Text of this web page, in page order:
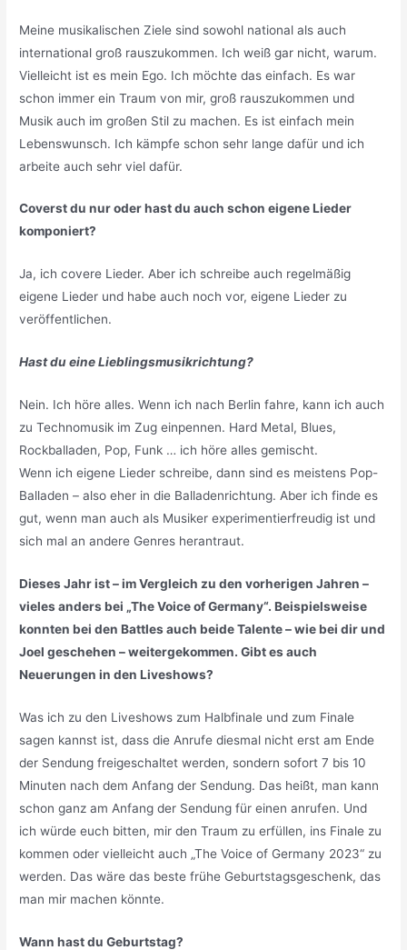
Meine musikalischen Ziele sind sowohl national als auch
international groß rauszukommen. Ich weiß gar nicht, warum.
Vielleicht ist es mein Ego. Ich möchte das einfach. Es war
schon immer ein Traum von mir, groß rauszukommen und
Musik auch im großen Stil zu machen. Es ist einfach mein
Lebenswunsch. Ich kämpfe schon sehr lange dafür und ich
arbeite auch sehr viel dafür.
Coverst du nur oder hast du auch schon eigene Lieder
komponiert?
Ja, ich covere Lieder. Aber ich schreibe auch regelmäßig
eigene Lieder und habe auch noch vor, eigene Lieder zu
veröffentlichen.
Hast du eine Lieblingsmusikrichtung?
Nein. Ich höre alles. Wenn ich nach Berlin fahre, kann ich auch
zu Technomusik im Zug einpennen. Hard Metal, Blues,
Rockballaden, Pop, Funk … ich höre alles gemischt.
Wenn ich eigene Lieder schreibe, dann sind es meistens Pop-
Balladen – also eher in die Balladenrichtung. Aber ich finde es
gut, wenn man auch als Musiker experimentierfreudig ist und
sich mal an andere Genres herantraut.
Dieses Jahr ist – im Vergleich zu den vorherigen Jahren –
vieles anders bei „The Voice of Germany“. Beispielsweise
konnten bei den Battles auch beide Talente – wie bei dir und
Joel geschehen – weitergekommen. Gibt es auch
Neuerungen in den Liveshows?
Was ich zu den Liveshows zum Halbfinale und zum Finale
sagen kannst ist, dass die Anrufe diesmal nicht erst am Ende
der Sendung freigeschaltet werden, sondern sofort 7 bis 10
Minuten nach dem Anfang der Sendung. Das heißt, man kann
schon ganz am Anfang der Sendung für einen anrufen. Und
ich würde euch bitten, mir den Traum zu erfüllen, ins Finale zu
kommen oder vielleicht auch „The Voice of Germany 2023“ zu
werden. Das wäre das beste frühe Geburtstagsgeschenk, das
man mir machen könnte.
Wann hast du Geburtstag?